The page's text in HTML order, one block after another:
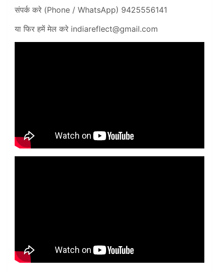
संपर्क करे (Phone / WhatsApp) 9425556141
या फिर हमें मेल करे indiareflect@gmail.com